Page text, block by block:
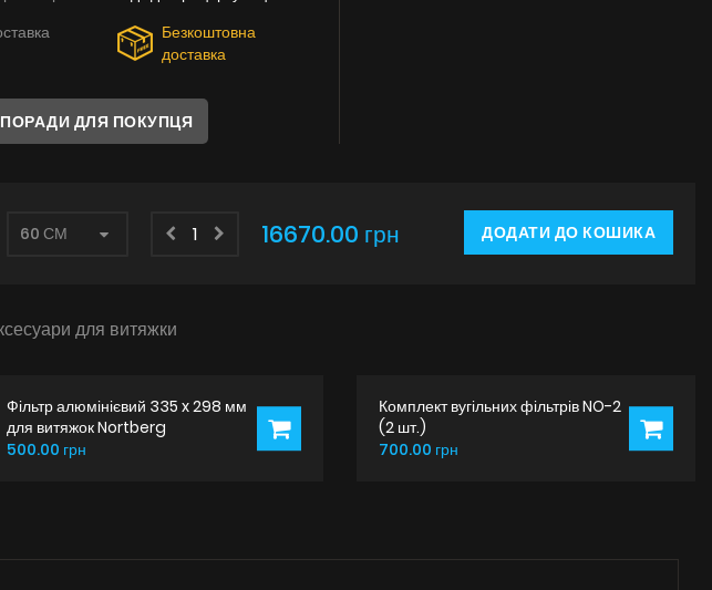
Безкоштовна
доставка
ПОРАДИ ДЛЯ ПОКУПЦЯ
16670.00 грн ДОДАТИ ДО КОШИКА
для витяжки
Фільтр алюмінієвий 335 x 298 мм
для витяжок Nortberg
500.00 грн
Комплект вугільних фільтрів NO-2
(2 шт.)
700.00 грн